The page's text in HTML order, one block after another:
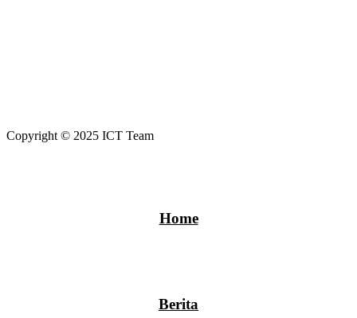
Copyright © 2025 ICT Team
Home
Berita